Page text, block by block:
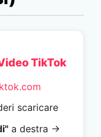
TikTok
scaricare
a destra →